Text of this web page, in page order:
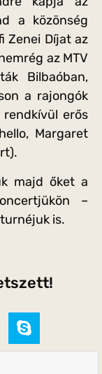
a közönség
Zenei Díjat az
az MTV
Bilbaóban,
a rajongók
erős
Margaret
majd őket a
–
is.